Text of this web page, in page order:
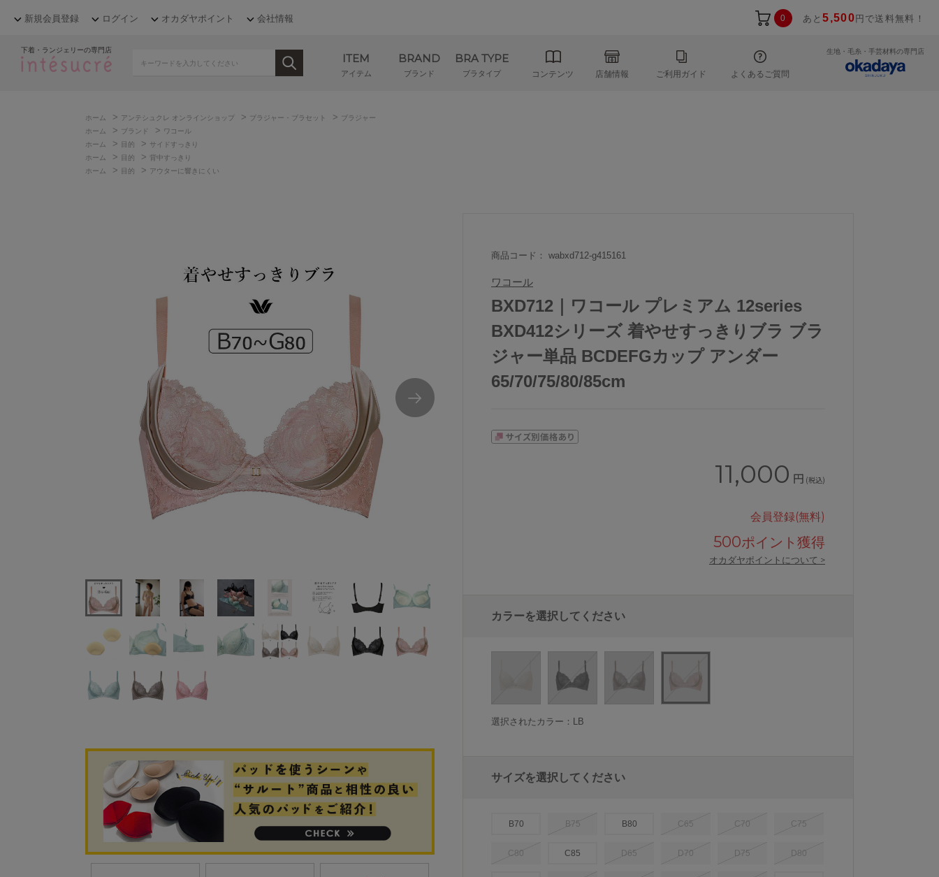
新規会員登録 ログイン オカダヤポイント 会社情報 0 あと5,500 円で送料無料！
下着・ランジェリーの専門店
ITEM
アイテム
BRAND
ブランド
BRA TYPE
ブラタイプ コンテンツ 店舗情報 ご利用ガイド よくあるご質問
生地・毛糸・手芸材料の専門店
ホーム > アンテシュクレ オンラインショップ > ブラジャー・ブラセット > ブラジャー
ホーム
> ブランド > ワコール
ホーム
> 目的 > サイドすっきり
ホーム
> 目的 >
背中すっきり
ホーム
> 目的 > アウターに響きにくい
商品コード： wabxd712-g415161
ワコール
BXD712｜ワコール プレミアム 12series
BXD412シリーズ 着やせすっきりブラ ブラ
ジャー単品 BCDEFGカップ アンダー
65/70/75/80/85cm
11,000 円 (税込)
会員登録(無料)
500ポイント獲得
オカダヤポイントについて >
カラーを選択してください
選択されたカラー：LB
サイズを選択してください
B70 B75 B80 C65 C70 C75
C80 C85 D65 D70 D75 D80